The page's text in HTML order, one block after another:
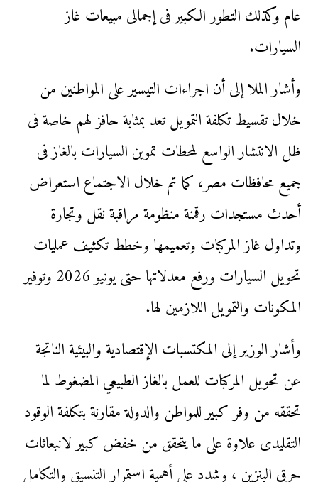
عام وكذلك التطور الكبير فى إجمالى مبيعات غاز
السيارات.
وأشار الملا إلى أن اجراءات التيسير على المواطنين من
خلال تقسيط تكلفة التمويل تعد بمثابة حافز لهم خاصة فى
ظل الانتشار الواسع لمحطات تموين السيارات بالغاز فى
جميع محافظات مصر، كما تم خلال الاجتماع استعراض
أحدث مستجدات رقمنة منظومة مراقبة نقل وتجارة
وتداول غاز المركبات وتعميمها وخطط تكثيف عمليات
تحويل السيارات ورفع معدلاتها حتى يونيو 2026 وتوفير
المكونات والتمويل اللازمين لها.
وأشار الوزير إلى المكتسبات الإقتصادية والبيئية الناتجة
عن تحويل المركبات للعمل بالغاز الطبيعي المضغوط لما
تحققه من وفر كبير للمواطن والدولة مقارنة بتكلفة الوقود
التقليدى علاوة على ما يتحقق من خفض كبير لانبعاثات
حرق البنزين ، وشدد على أهمية استمرار التنسيق والتكامل